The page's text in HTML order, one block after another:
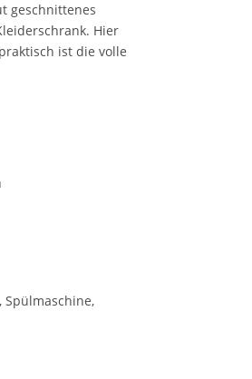
geschnittenes
Hier
ist die volle